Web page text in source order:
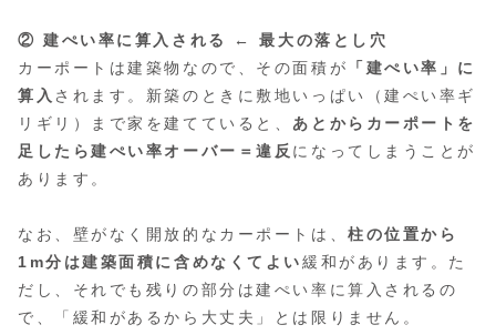
② 建ぺい率に算入される ← 最大の落とし穴
カーポートは建築物なので、その面積が
「建ぺい率」に
算入 されます。新築のときに敷地いっぱい（建ぺい率ギ
リギリ）まで家を建てていると、 あとからカーポートを
足したら建ぺい率オーバー＝違反 になってしまうことが
あります。
なお、壁がなく開放的なカーポートは、柱の位置から
1m分は建築面積に含めなくてよい緩和があります。た
だし、それでも残りの部分は建ぺい率に算入されるの
で、「緩和があるから大丈夫」とは限りません。